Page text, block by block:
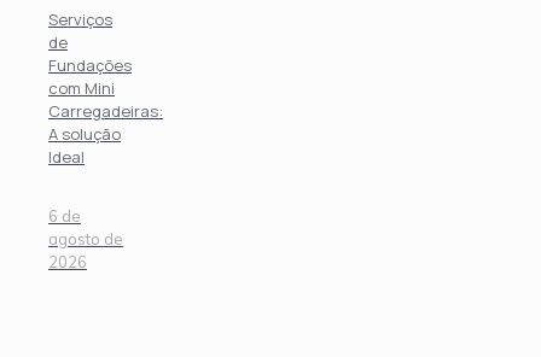
Serviços
de
Fundações
com Mini
Carregadeiras:
A solução
Ideal
6 de
agosto de
2026